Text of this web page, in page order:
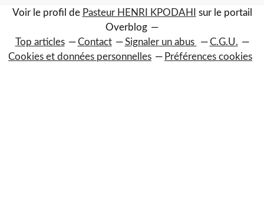
Voir le profil de Pasteur HENRI KPODAHI
sur le portail
Overblog
Top articles
Contact Signaler un abus
C.G.U.
Cookies et données personnelles
Préférences cookies